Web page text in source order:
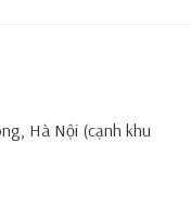
Hà Nội (cạnh khu